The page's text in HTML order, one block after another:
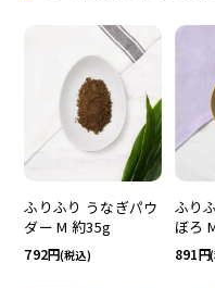
ふりふり うなぎパウ
ダー M 約35g
792 (税込)
ふり
ぼろ
891